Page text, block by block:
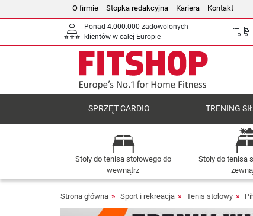
O firmie Stopka redakcyjna Kariera Kontakt
Ponad 4.000.000 zadowolonych
klientów w całej Europie
SPRZĘT CARDIO TRENING
Stoły do tenisa stołowego do
wewnątrz
Stoły do tenisa
Strona główna Sport i rekreacja Tenis stołowy